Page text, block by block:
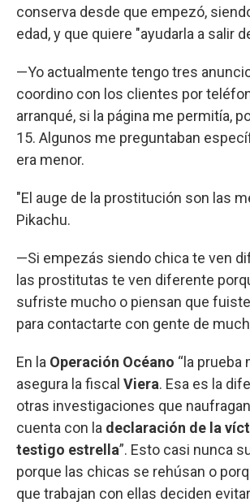
conserva desde que empezó,
edad, y que quiere "ayudarla a salir
—Yo actualmente tengo tres
coordino con los clientes por
arranqué, si la página me permitía,
15. Algunos me preguntaban
era menor.
"El auge de la prostitución son las
Pikachu.
—Si empezás siendo chica te ven
las prostitutas te ven diferente
sufriste mucho o piensan que
para contactarte con gente de
En la Operación Océano “la prueba
asegura la fiscal Viera. Esa es la
otras investigaciones que
cuenta con la declaración de la
testigo estrella”. Esto casi nunca
porque las chicas se rehúsan o
que trabajan con ellas deciden